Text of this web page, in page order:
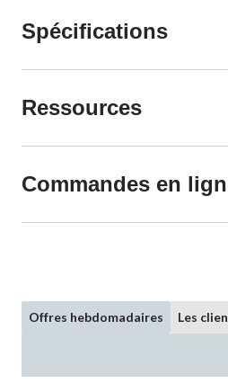
Spécifications
Ressources
Commandes en
Offres hebdomadaires Les